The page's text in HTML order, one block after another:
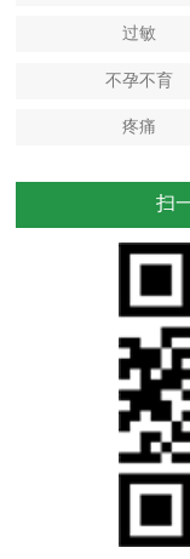
过敏
不孕不育
疼痛
扫